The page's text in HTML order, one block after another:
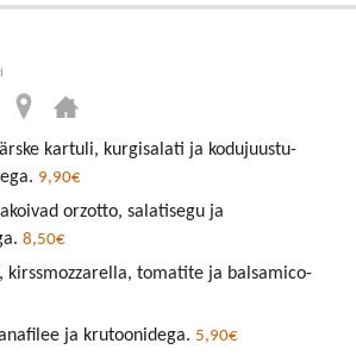
kartuli, kurgisalati ja kodujuustu-
9,90€
orzotto, salatisegu ja
8,50€
kirssmozzarella, tomatite ja balsamico-
ja krutoonidega. 5,90€